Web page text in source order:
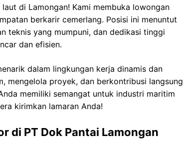
di Lamongan! Kami membuka lowongan
berkarir cemerlang. Posisi ini menuntut
teknis yang mumpuni, dan dedikasi tinggi
dan efisien.
dalam lingkungan kerja dinamis dan
mengelola proyek, dan berkontribusi langsung
memiliki semangat untuk industri maritim
kirimkan lamaran Anda!
di PT Dok Pantai Lamongan